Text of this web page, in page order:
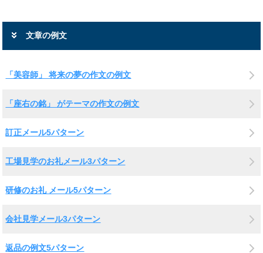
文章の例文
「美容師」 将来の夢の作文の例文
「座右の銘」 がテーマの作文の例文
訂正メール5パターン
工場見学のお礼メール3パターン
研修のお礼 メール5パターン
会社見学メール3パターン
返品の例文5パターン